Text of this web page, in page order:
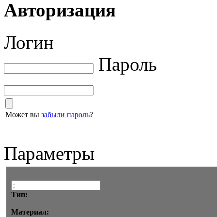
Авторизация
Логин
Пароль
Может вы забыли пароль?
Параметры
Тип:
Материал: